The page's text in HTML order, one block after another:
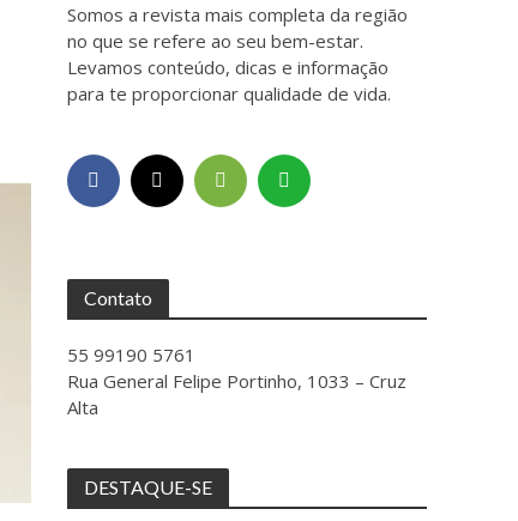
Somos a revista mais completa da região
no que se refere ao seu bem-estar.
Levamos conteúdo, dicas e informação
para te proporcionar qualidade de vida.
Contato
55 99190 5761
Rua General Felipe Portinho, 1033 – Cruz
Alta
DESTAQUE-SE